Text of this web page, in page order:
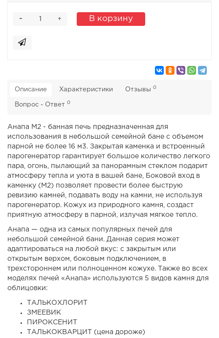
+
- В корзину
Описание Характеристики Отзывы 0
Вопрос - Ответ 0
Анапа М2 - банная печь предназначенная для
использования в небольшой семейной бане с объемом
парной не более 16 м3. Закрытая каменка и встроенный
парогенератор гарантирует большое количество легкого
пара, огонь, пылающий за панорамным стеклом подарит
атмосферу тепла и уюта в вашей бане, Боковой вход в
каменку (М2) позволяет провести более быструю
ревизию камней, подавать воду на камни, не используя
парогенератор. Кожух из природного камня, создаст
приятную атмосферу в парной, излучая мягкое тепло.
Анапа — одна из самых популярных печей для
небольшой семейной бани. Данная серия может
адаптироваться на любой вкус: с закрытым или
открытым верхом, боковым подключением, в
трехстороннем или полноценном кожухе. Также во всех
моделях печей «Анапа» используются 5 видов камня для
облицовки:
ТАЛЬКОХЛОРИТ
ЗМЕЕВИК
ПИРОКСЕНИТ
ТАЛЬКОКВАРЦИТ (цена дороже)